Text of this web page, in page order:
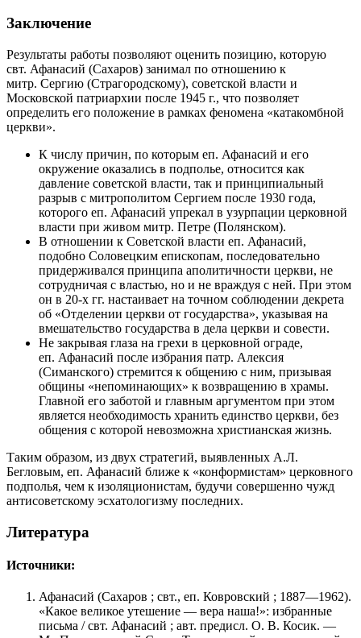
Заключение
Результаты работы позволяют оценить позицию, которую
свт. Афанасий (Сахаров) занимал по отношению к
митр. Сергию (Страгородскому), советской власти и
Московской патриархии после 1945 г., что позволяет
определить его положение в рамках феномена «катакомбной
церкви».
К числу причин, по которым еп. Афанасий и его
окружение оказались в подполье, относится как
давление советской власти, так и принципиальный
разрыв с митрополитом Сергием после 1930 года,
которого еп. Афанасий упрекал в узурпации церковной
власти при живом митр. Петре (Полянском).
В отношении к Советской власти еп. Афанасий,
подобно Соловецким епископам, последовательно
придерживался принципа аполитичности церкви, не
сотрудничая с властью, но и не враждуя с ней. При этом
он в 20-х гг. настаивает на точном соблюдении декрета
об «Отделении церкви от государства», указывая на
вмешательство государства в дела церкви и совести.
Не закрывая глаза на грехи в церковной ограде,
еп. Афанасий после избрания патр. Алексия
(Симанского) стремится к общению с ним, призывая
общины «непоминающих» к возвращению в храмы.
Главной его заботой и главным аргументом при этом
является необходимость хранить единство церкви, без
общения с которой невозможна христианская жизнь.
Таким образом, из двух стратегий, выявленных А.Л.
Бегловым, еп. Афанасий ближе к «конформистам» церковного
подполья, чем к изоляционистам, будучи совершенно чужд
антисоветскому эсхатологизму последних.
Литература
Источники:
Афанасий (Сахаров ; свт., еп. Ковровский ; 1887—1962).
«Какое великое утешение — вера наша!»: избранные
письма / свт. Афанасий ; авт. предисл. О. В. Косик. —